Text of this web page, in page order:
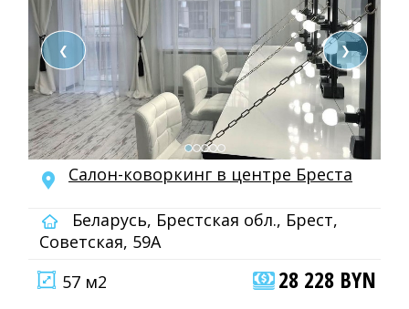
❮ ❯
Салон-коворкинг в центре Бреста
Беларусь, Брестская обл., Брест,
Советская, 59А
57 м2
28 228 BYN